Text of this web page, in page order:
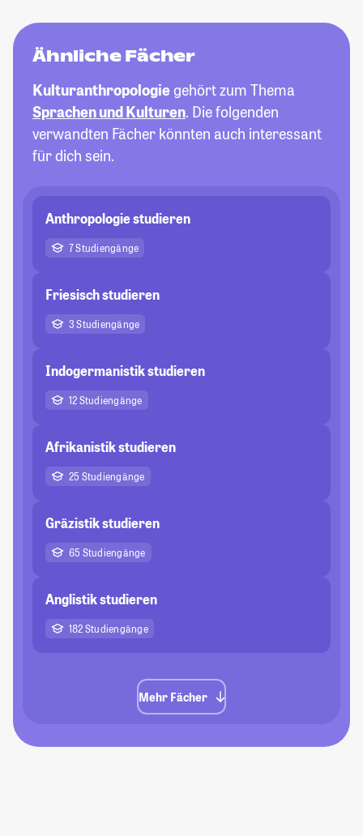
Ähnliche Fächer
Kulturanthropologiegehört zum Thema
Sprachen und Kulturen. Die folgenden
verwandten Fächer könnten auch interessant
für dich sein.
Anthropologie studieren
7 Studiengänge
Friesisch studieren
3 Studiengänge
Indogermanistik studieren
12 Studiengänge
Afrikanistik studieren
25 Studiengänge
Gräzistik studieren
65 Studiengänge
Anglistik studieren
182 Studiengänge
Mehr Fächer